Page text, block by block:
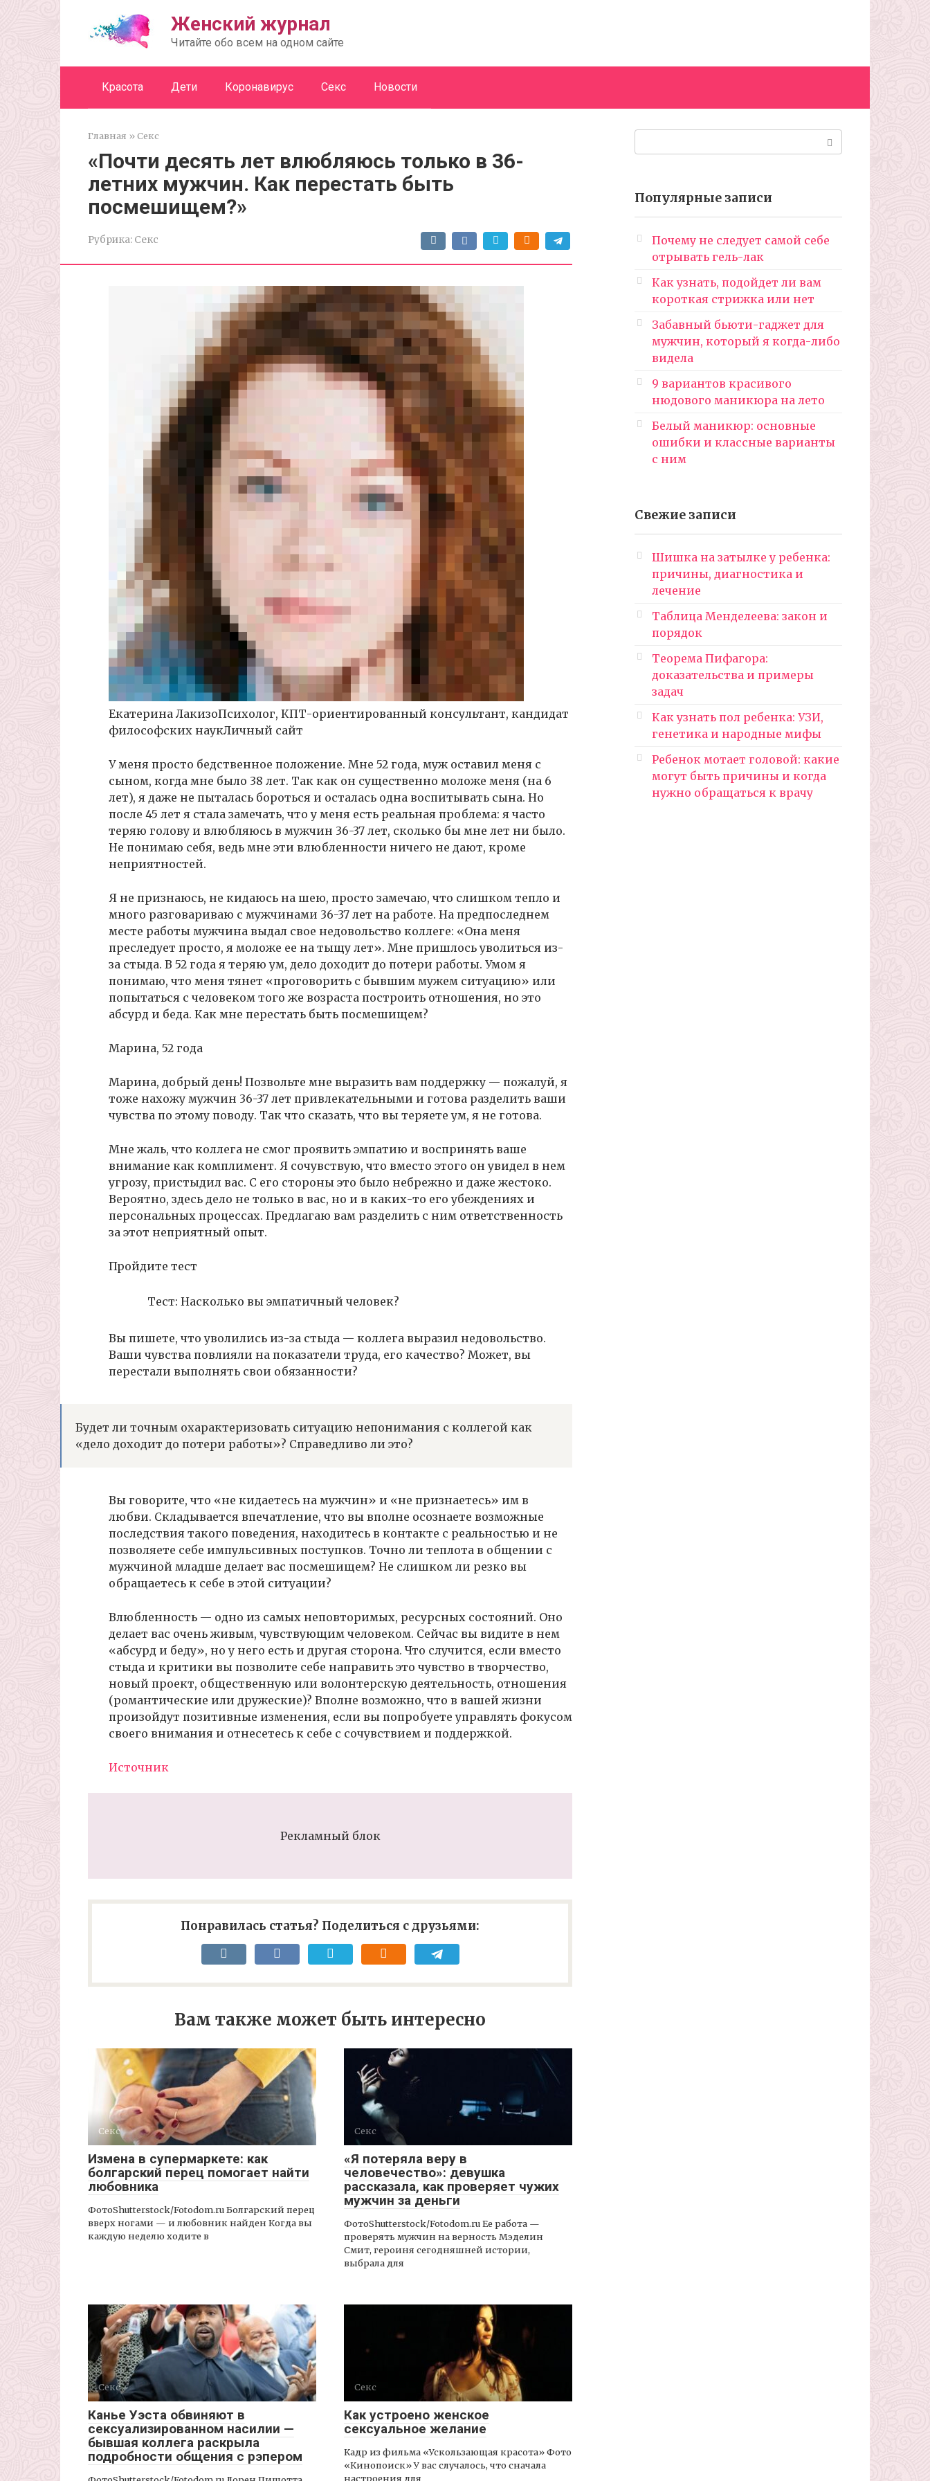
Женский журнал
Читайте обо всем на одном сайте
Красота Дети Коронавирус Секс Новости
Главная »Секс
«Почти десять лет влюбляюсь только в 36-
летних мужчин. Как перестать быть
посмешищем?»
Рубрика: Секс
Екатерина ЛакизоПсихолог, КПТ-ориентированный консультант, кандидат
философских наукЛичный сайт
У меня просто бедственное положение. Мне 52 года, муж оставил меня с
сыном, когда мне было 38 лет. Так как он существенно моложе меня (на 6
лет), я даже не пыталась бороться и осталась одна воспитывать сына. Но
после 45 лет я стала замечать, что у меня есть реальная проблема: я часто
теряю голову и влюбляюсь в мужчин 36-37 лет, сколько бы мне лет ни было.
Не понимаю себя, ведь мне эти влюбленности ничего не дают, кроме
неприятностей.
Я не признаюсь, не кидаюсь на шею, просто замечаю, что слишком тепло и
много разговариваю с мужчинами 36-37 лет на работе. На предпоследнем
месте работы мужчина выдал свое недовольство коллеге: «Она меня
преследует просто, я моложе ее на тыщу лет». Мне пришлось уволиться из-
за стыда. В 52 года я теряю ум, дело доходит до потери работы. Умом я
понимаю, что меня тянет «проговорить с бывшим мужем ситуацию» или
попытаться с человеком того же возраста построить отношения, но это
абсурд и беда. Как мне перестать быть посмешищем?
Марина, 52 года
Марина, добрый день! Позвольте мне выразить вам поддержку — пожалуй, я
тоже нахожу мужчин 36-37 лет привлекательными и готова разделить ваши
чувства по этому поводу. Так что сказать, что вы теряете ум, я не готова.
Мне жаль, что коллега не смог проявить эмпатию и воспринять ваше
внимание как комплимент. Я сочувствую, что вместо этого он увидел в нем
угрозу, пристыдил вас. С его стороны это было небрежно и даже жестоко.
Вероятно, здесь дело не только в вас, но и в каких-то его убеждениях и
персональных процессах. Предлагаю вам разделить с ним ответственность
за этот неприятный опыт.
Пройдите тест
Тест: Насколько вы эмпатичный человек?
Вы пишете, что уволились из-за стыда — коллега выразил недовольство.
Ваши чувства повлияли на показатели труда, его качество? Может, вы
перестали выполнять свои обязанности?
Будет ли точным охарактеризовать ситуацию непонимания с коллегой как
«дело доходит до потери работы»? Справедливо ли это?
Вы говорите, что «не кидаетесь на мужчин» и «не признаетесь» им в
любви. Складывается впечатление, что вы вполне осознаете возможные
последствия такого поведения, находитесь в контакте с реальностью и не
позволяете себе импульсивных поступков. Точно ли теплота в общении с
мужчиной младше делает вас посмешищем? Не слишком ли резко вы
обращаетесь к себе в этой ситуации?
Влюбленность — одно из самых неповторимых, ресурсных состояний. Оно
делает вас очень живым, чувствующим человеком. Сейчас вы видите в нем
«абсурд и беду», но у него есть и другая сторона. Что случится, если вместо
стыда и критики вы позволите себе направить это чувство в творчество,
новый проект, общественную или волонтерскую деятельность, отношения
(романтические или дружеские)? Вполне возможно, что в вашей жизни
произойдут позитивные изменения, если вы попробуете управлять фокусом
своего внимания и отнесетесь к себе с сочувствием и поддержкой.
Источник
Рекламный блок
Понравилась статья? Поделиться с друзьями:
Вам также может быть интересно
Секс
Измена в супермаркете: как
болгарский перец помогает найти
любовника
ФотоShutterstock/Fotodom.ru Болгарский перец
вверх ногами — и любовник найден Когда вы
каждую неделю ходите в
Секс
«Я потеряла веру в
человечество»: девушка
рассказала, как проверяет чужих
мужчин за деньги
ФотоShutterstock/Fotodom.ru Ее работа —
проверять мужчин на верность Мэделин
Смит, героиня сегодняшней истории,
выбрала для
Секс
Канье Уэста обвиняют в
сексуализированном насилии —
бывшая коллега раскрыла
подробности общения с рэпером
Секс
Как устроено женское
сексуальное желание
Кадр из фильма «Ускользающая красота» Фото
«Кинопоиск» У вас случалось, что сначала
настроения для
Популярные записи
Почему не следует самой себе
отрывать гель-лак
Как узнать, подойдет ли вам
короткая стрижка или нет
Забавный бьюти-гаджет для
мужчин, который я когда-либо
видела
9 вариантов красивого
нюдового маникюра на лето
Белый маникюр: основные
ошибки и классные варианты
с ним
Свежие записи
Шишка на затылке у ребенка:
причины, диагностика и
лечение
Таблица Менделеева: закон и
порядок
Теорема Пифагора:
доказательства и примеры
задач
Как узнать пол ребенка: УЗИ,
генетика и народные мифы
Ребенок мотает головой: какие
могут быть причины и когда
нужно обращаться к врачу